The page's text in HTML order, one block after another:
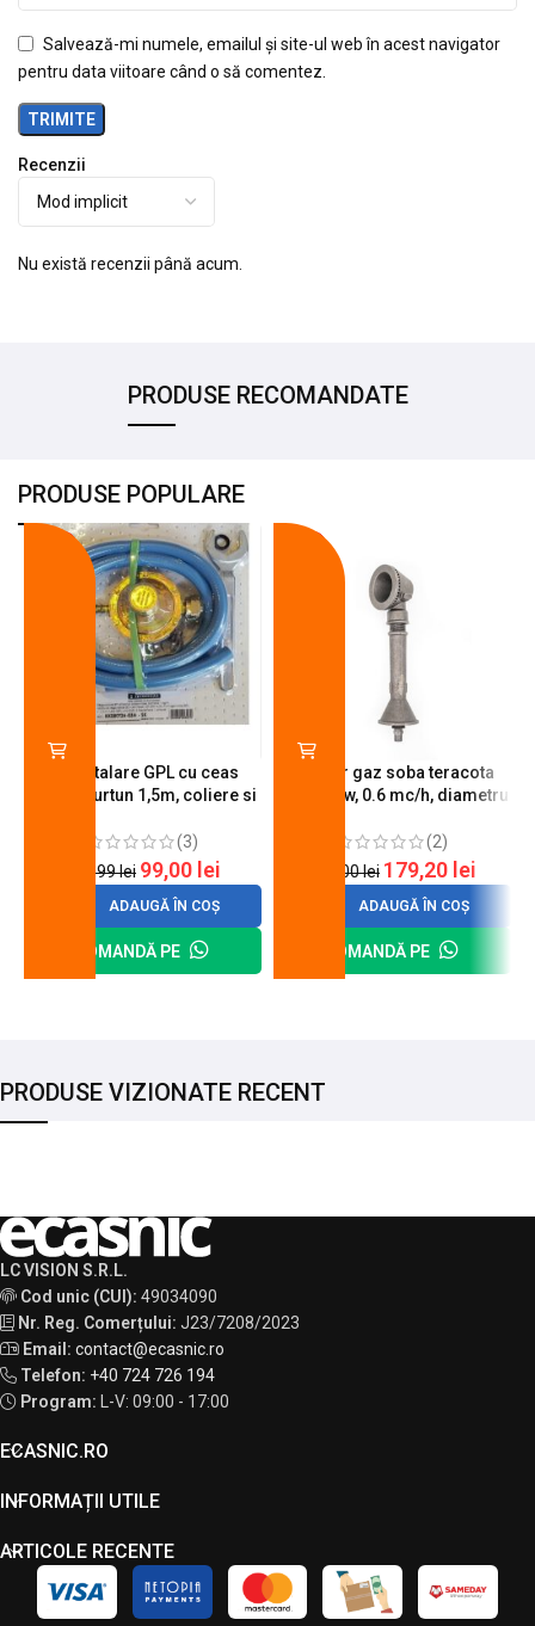
Recenzii
Nu există recenzii până acum.
Salvează-mi numele, emailul și site-ul web în acest navigator
pentru data viitoare când o să comentez.
PRODUSE RECOMANDATE
PRODUSE POPULARE
Kit instalare GPL cu ceas
butelie, furtun 1,5m, coliere si
(3)
120,99lei 99,00 lei
ADAUGĂ ÎN COȘ
COMANDĂ PE
Arzator gaz soba teracota
A600, 6 kw, 0.6 mc/h, diametru
(2)
200,00lei 179,20 lei
ADAUGĂ ÎN COȘ
COMANDĂ PE
PRODUSE VIZIONATE RECENT
LC VISION S.R.L.
Cod unic (CUI): 49034090
Nr. Reg. Comerțului: J23/7208/2023
Email: contact@ecasnic.ro
Telefon: +40 724 726 194
Program:
L-V: 09:00 - 17:00
ECASNIC.RO
INFORMAȚII UTILE
ARTICOLE RECENTE